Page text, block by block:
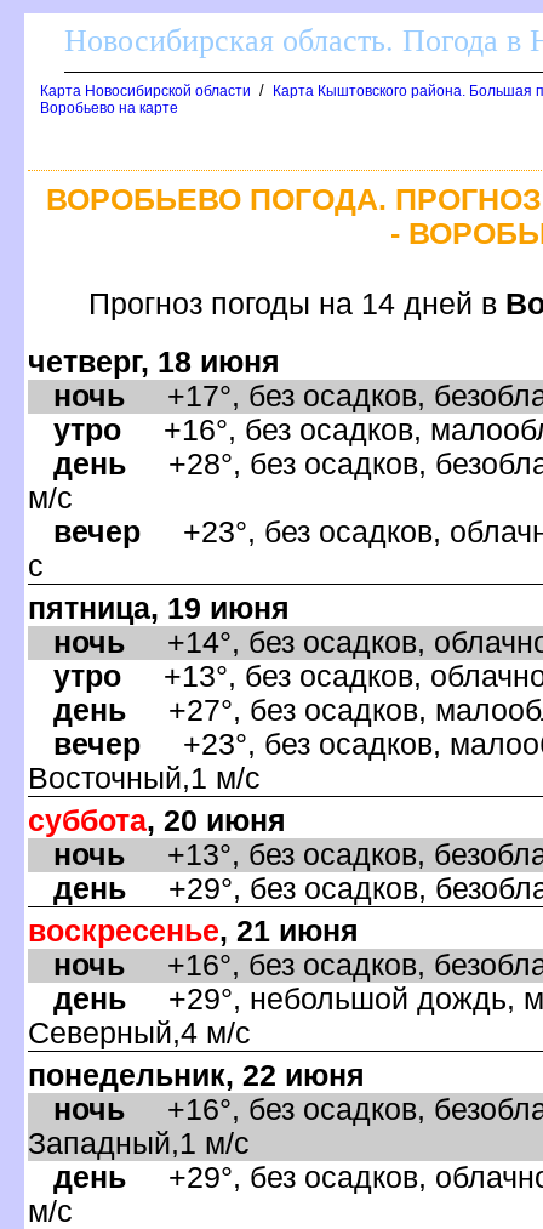
Новосибирская область. Погода в
Карта Новосибирской области /
Карта Кыштовского района. Большая
оробьево на карте
ОРОБЬЕВО ПОГОДА.
-
Прогноз погоды на 14 дней
четверг, 18 июня
ночь +17°, без осадков,
утро +16°, без осадков,
день +28°, без осадков,
м/с
ечер +23°, без осадков,
с
пятница, 19 июня
ночь +14°, без осадков,
утро +13°, без осадков,
день +27°, без осадков,
ечер +23°, без осадков,
осточный,1 м/с
суббота, 20 июня
ночь +13°, без осадков,
день +29°, без осадков,
оскресенье, 21 июня
ночь +16°, без осадков,
день +29°, небольшой дождь,
Северный,4 м/с
понедельник, 22 июня
ночь +16°, без осадков,
Западный,1 м/с
день +29°, без осадков,
м/с